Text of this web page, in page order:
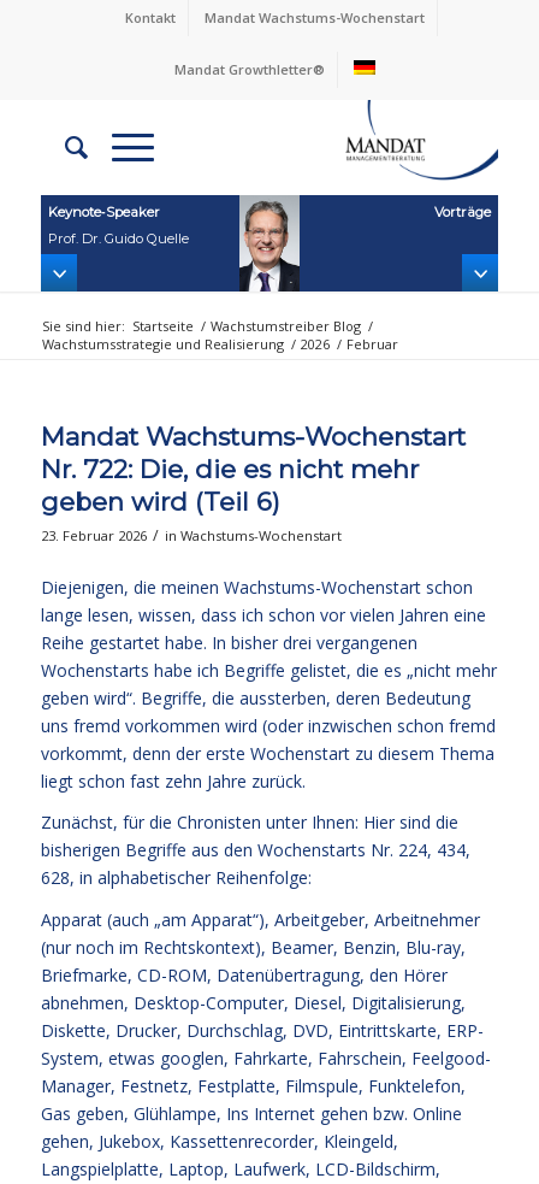
Kontakt Mandat Wachstums-Wochenstart
Mandat Growthletter®
Keynote‑Speaker
Prof. Dr. Guido Quelle
Vorträge
Sie sind hier: Startseite / Wachstumstreiber Blog /
Wachstumsstrategie und Realisierung / 2026 / Februar
Mandat Wachstums-Wochenstart
Nr. 722: Die, die es nicht mehr
geben wird (Teil 6)
23. Februar 2026 / in Wachstums-Wochenstart
Diejenigen, die meinen Wachstums-Wochenstart schon
lange lesen, wissen, dass ich schon vor vielen Jahren eine
Reihe gestartet habe. In bisher drei vergangenen
Wochenstarts habe ich Begriffe gelistet, die es „nicht mehr
geben wird“. Begriffe, die aussterben, deren Bedeutung
uns fremd vorkommen wird (oder inzwischen schon fremd
vorkommt, denn der erste Wochenstart zu diesem Thema
liegt schon fast zehn Jahre zurück.
Zunächst, für die Chronisten unter Ihnen: Hier sind die
bisherigen Begriffe aus den Wochenstarts Nr. 224, 434,
628, in alphabetischer Reihenfolge:
Apparat (auch „am Apparat“), Arbeitgeber, Arbeitnehmer
(nur noch im Rechtskontext), Beamer, Benzin, Blu-ray,
Briefmarke, CD-ROM, Datenübertragung, den Hörer
abnehmen, Desktop-Computer, Diesel, Digitalisierung,
Diskette, Drucker, Durchschlag, DVD, Eintrittskarte, ERP-
System, etwas googlen, Fahrkarte, Fahrschein, Feelgood-
Manager, Festnetz, Festplatte, Filmspule, Funktelefon,
Gas geben, Glühlampe, Ins Internet gehen bzw. Online
gehen, Jukebox, Kassettenrecorder, Kleingeld,
Langspielplatte, Laptop, Laufwerk, LCD-Bildschirm,